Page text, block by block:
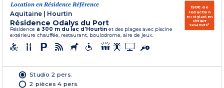
Location en Résidence Référence
Aquitaine
Hourtin
Résidence Odalys du Port
Résidence à 300 m du lac d'Hourtin et des plages avec piscine
extérieure chauffée, restaurant, boulodrome, aire de jeux.
150€ de
réduction
en réglant en
chèque
vacances*
Studio 2 pers.
2 pièces 4 pers.